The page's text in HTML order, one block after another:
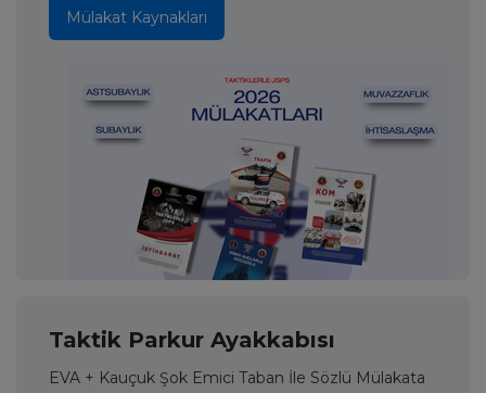
Mülakat Kaynakları
Taktik Parkur Ayakkabısı
EVA + Kauçuk Şok Emici Taban İle Sözlü Mülakata